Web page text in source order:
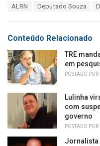
o
r
i
e
s
:
:
ALRN Deputado Souza
Conteúdo Relacionado
TRE
em
POSTADO POR
Lulinha
com
governo
POSTADO POR
Jornalista